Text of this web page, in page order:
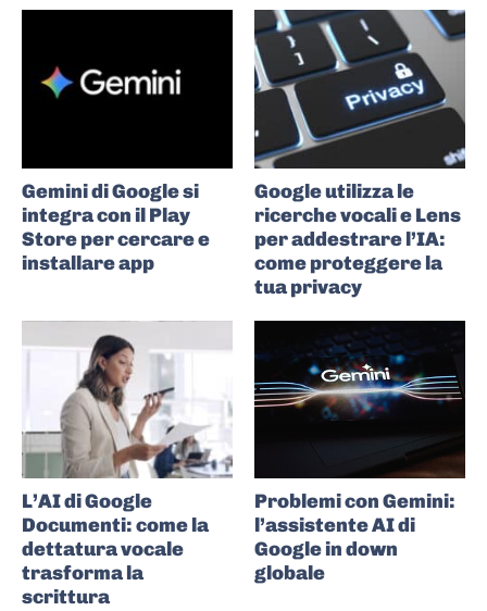
Gemini di Google si
integra con il Play
Store per cercare e
installare app
Google utilizza le
ricerche vocali e Lens
per addestrare l’IA:
come proteggere la
tua privacy
L’AI di Google
Documenti: come la
dettatura vocale
trasforma la
scrittura
Problemi con Gemini:
l’assistente AI di
Google in down
globale